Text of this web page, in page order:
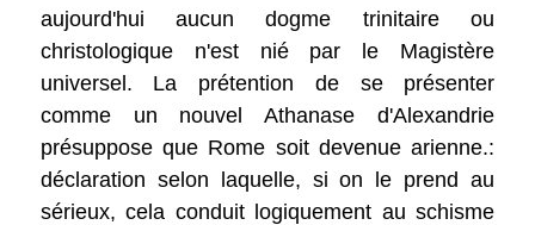
aujourd'hui aucun dogme trinitaire ou
christologique n'est nié par le Magistère
universel. La prétention de se présenter
comme un nouvel Athanase d'Alexandrie
présuppose que Rome soit devenue arienne.:
déclaration selon laquelle, si on le prend au
sérieux, cela conduit logiquement au schisme